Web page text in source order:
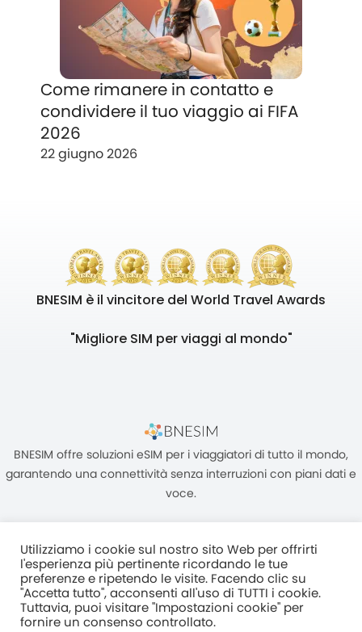
Come rimanere in contatto e
condividere il tuo viaggio ai FIFA
2026
22 giugno 2026
BNESIM è il vincitore del World Travel Awards
"Migliore SIM per viaggi al mondo"
BNESIM offre soluzioni eSIM per i viaggiatori di tutto il mondo,
garantendo una connettività senza interruzioni con piani dati e
voce.
Unità C, 8/F, King Palace Plaza, NO:55 King Yip Street, Kwun Tong,
Kowloon, HONG KONG
2017–2025 BNESIM LIMITED Tutti i diritti riservati
Utilizziamo i cookie sul nostro sito Web per offrirti
l'esperienza più pertinente ricordando le tue
preferenze e ripetendo le visite. Facendo clic su
"Accetta tutto", acconsenti all'uso di TUTTI i cookie.
Tuttavia, puoi visitare "Impostazioni cookie" per
fornire un consenso controllato.